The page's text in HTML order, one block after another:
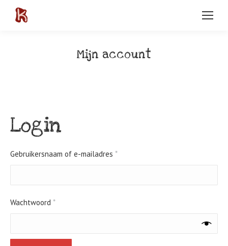
Mijn account
Login
Gebruikersnaam of e-mailadres *Vereist
Wachtwoord *Vereist